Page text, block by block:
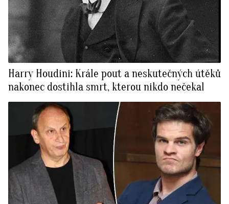
Harry Houdini: Krále pout a neskutečných útěků
nakonec dostihla smrt, kterou nikdo nečekal